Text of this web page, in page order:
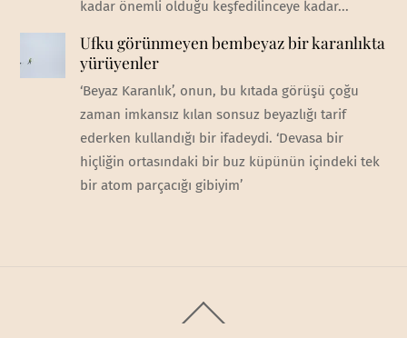
kadar önemli olduğu keşfedilinceye kadar...
Ufku görünmeyen bembeyaz bir karanlıkta
yürüyenler
‘Beyaz Karanlık’, onun, bu kıtada görüşü çoğu
zaman imkansız kılan sonsuz beyazlığı tarif
ederken kullandığı bir ifadeydi. ‘Devasa bir
hiçliğin ortasındaki bir buz küpünün içindeki tek
bir atom parçacığı gibiyim’
To